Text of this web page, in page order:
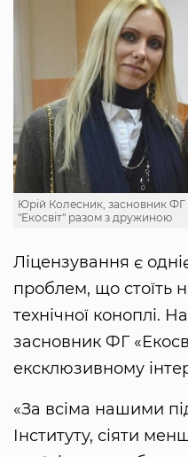
Юрій Колесник, засновник ФГ
"Екосвіт" разом з дружиною
Ліцензування є
проблем, що стоїть
технічної коноплі.
засновник ФГ
ексклюзивному
«За всіма нашими
Інституту, сіяти